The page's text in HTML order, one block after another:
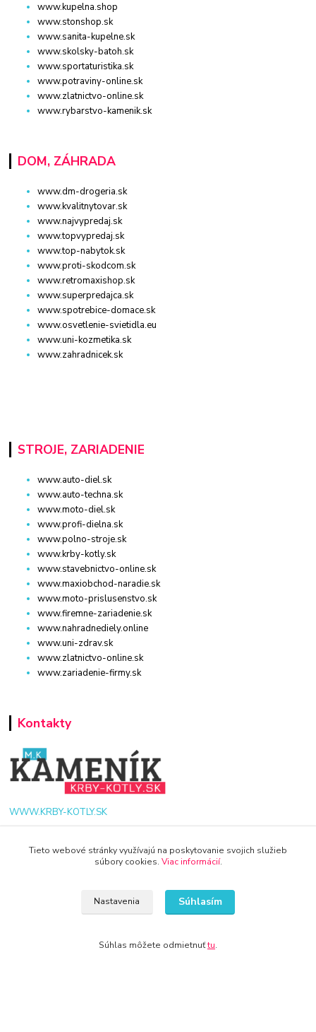
www.kupelna.shop
www.stonshop.sk
www.sanita-kupelne.sk
www.skolsky-batoh.sk
www.sportaturistika.sk
www.potraviny-online.sk
www.zlatnictvo-online.sk
www.rybarstvo-kamenik.sk
DOM, ZÁHRADA
www.dm-drogeria.sk
www.kvalitnytovar.sk
www.najvypredaj.sk
www.topvypredaj.sk
www.top-nabytok.sk
www.proti-skodcom.sk
www.retromaxishop.sk
www.superpredajca.sk
www.spotrebice-domace.sk
www.osvetlenie-svietidla.eu
www.uni-kozmetika.sk
www.zahradnicek.sk
STROJE, ZARIADENIE
www.auto-diel.sk
www.auto-techna.sk
www.moto-diel.sk
www.profi-dielna.sk
www.polno-stroje.sk
www.krby-kotly.sk
www.stavebnictvo-online.sk
www.maxiobchod-naradie.sk
www.moto-prislusenstvo.sk
www.firemne-zariadenie.sk
www.nahradnediely.online
www.uni-zdrav.sk
www.zlatnictvo-online.sk
www.zariadenie-firmy.sk
Kontakty
WWW.KRBY-KOTLY.SK
Tieto webové stránky využívajú na poskytovanie svojich služieb
súbory cookies. Viac informácií.
Nastavenia Súhlasím
Súhlas môžete odmietnuťtu.